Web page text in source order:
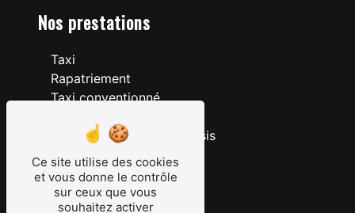
Nos prestations
Taxi
Rapatriement
Taxi conventionné
Transport de malades assis
Transport hôpitaux
Compagnie de taxis
Taxi gare
Ce site utilise des cookies
et vous donne le contrôle
sur ceux que vous
souhaitez activer